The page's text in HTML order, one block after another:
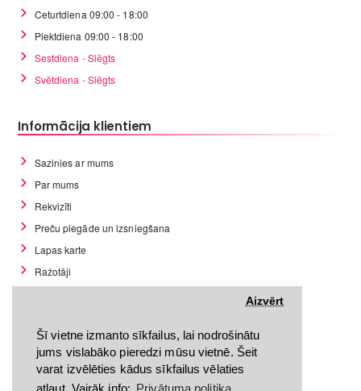
Šī vietne izmanto sīkfailus, lai nodrošinātu
jums vislabāko pieredzi mūsu vietnē. Šeit
varat izvēlēties kādus sīkfailus vēlaties
Aizvērt
Ceturtdiena 09:00 - 18:00
Piektdiena 09:00 - 18:00
Sestdiena - Slēgts
Svētdiena - Slēgts
Informācija klientiem
Sazinies ar mums
Par mums
Rekvizīti
Preču piegāde un izsniegšana
Lapas karte
Ražotāji
Privātuma politika
Pirkšanas noteikumi